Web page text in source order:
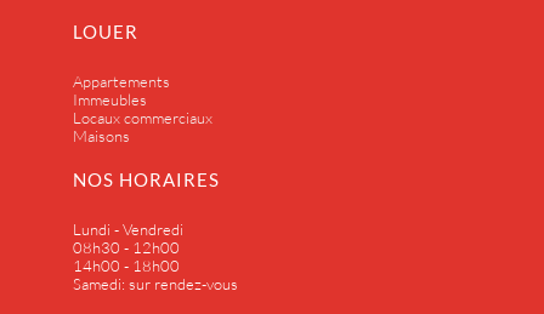
LOUER
Appartements
Immeubles
Locaux commerciaux
Maisons
NOS HORAIRES
Lundi - Vendredi
08h30 - 12h00
14h00 - 18h00
Samedi: sur rendez-vous